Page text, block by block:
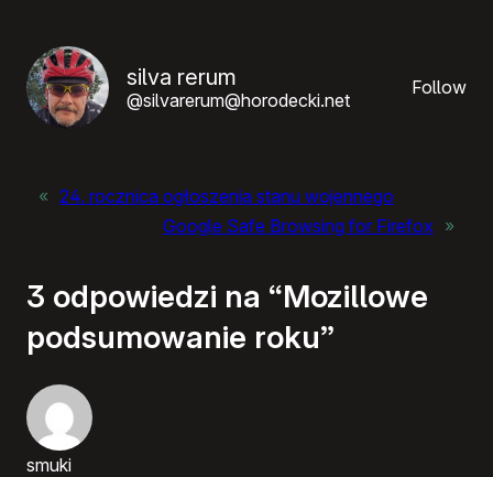
silva rerum
@silvarerum@horodecki.net
Follow
« 24. rocznica ogłoszenia stanu wojennego
Google Safe Browsing for Firefox »
3 odpowiedzi na “Mozillowe
podsumowanie roku”
smuki